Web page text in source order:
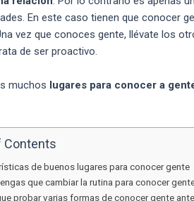
En este caso tienen que conocer
vez que conoces gente, llévate los
de ser proactivo.
muchos lugares para conocer a
Contents
de buenos lugares para conocer gente
que cambiar la rutina para conocer
probar varias formas de conocer gente